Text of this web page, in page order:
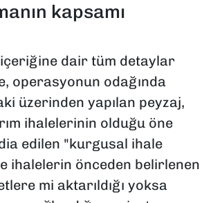
kapsamı
dair tüm detaylar
operasyonun odağında
üzerinden yapılan peyzaj,
ihalelerinin olduğu öne
edilen "kurgusal ihale
ihalelerin önceden belirlenen
mi aktarıldığı yoksa